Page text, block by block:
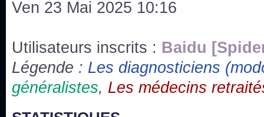
Joyeux Noël !
Bonne année tout le monde !
Un peu de ménage, spams supprimés. Depuis
chaines françaises diffusent House, HD1 et
Ven 23 Mai 2025 10:16
Utilisateurs inscrits : Baidu
Légende : Les diagnosticiens
généralistes, Les médecins